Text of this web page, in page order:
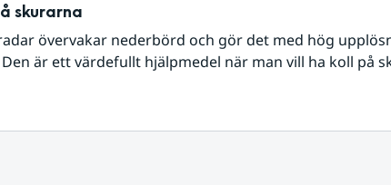
skurarna
övervakar nederbörd och gör det med hög
är ett värdefullt hjälpmedel när man vill ha koll på